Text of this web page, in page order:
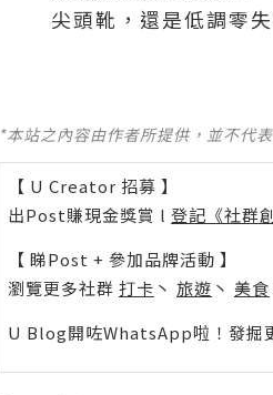
尖頭靴，還是低調零
*本站之內容由作者所提供，並不代
【 U Creator 招募 】
出Post賺現金獎賞 l 登記《社群
【 睇Post + 參加品牌活動 】
瀏覽更多社群 打卡 丶 旅遊 丶 美食
U Blog開咗WhatsApp啦！發掘